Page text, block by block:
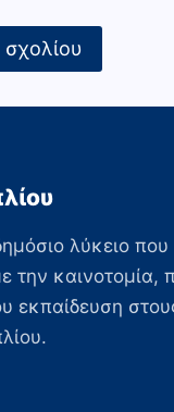
λύκειο που
την καινοτομία,
εκπαίδευση